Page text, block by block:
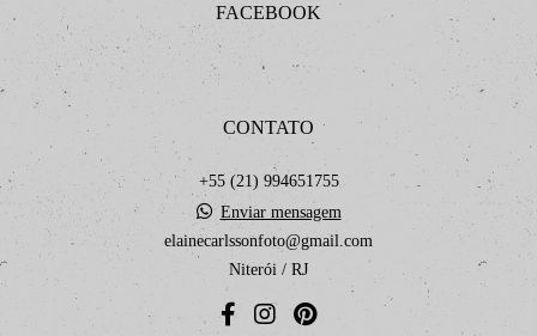
FACEBOOK
CONTATO
+55 (21) 994651755
Enviar mensagem
elainecarlssonfoto@gmail.com
Niterói / RJ